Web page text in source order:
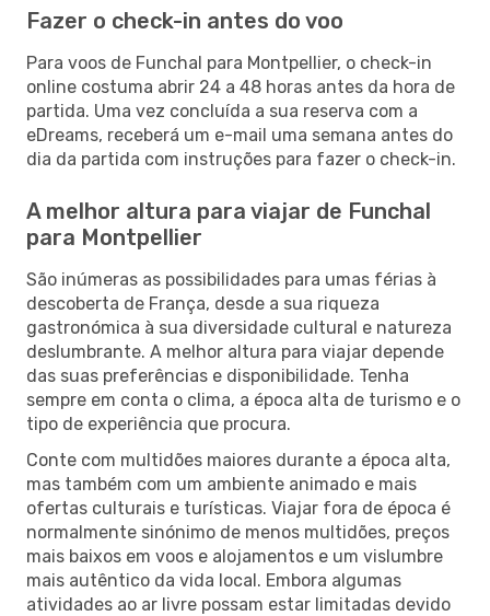
Fazer o check-in antes do voo
Para voos de Funchal para Montpellier, o check-in
online costuma abrir 24 a 48 horas antes da hora de
partida. Uma vez concluída a sua reserva com a
eDreams, receberá um e-mail uma semana antes do
dia da partida com instruções para fazer o check-in.
A melhor altura para viajar de Funchal
para Montpellier
São inúmeras as possibilidades para umas férias à
descoberta de França, desde a sua riqueza
gastronómica à sua diversidade cultural e natureza
deslumbrante. A melhor altura para viajar depende
das suas preferências e disponibilidade. Tenha
sempre em conta o clima, a época alta de turismo e o
tipo de experiência que procura.
Conte com multidões maiores durante a época alta,
mas também com um ambiente animado e mais
ofertas culturais e turísticas. Viajar fora de época é
normalmente sinónimo de menos multidões, preços
mais baixos em voos e alojamentos e um vislumbre
mais autêntico da vida local. Embora algumas
atividades ao ar livre possam estar limitadas devido